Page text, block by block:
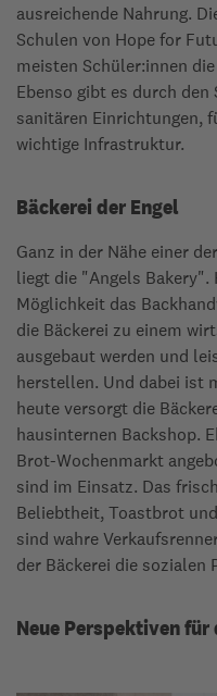
ausreichende Nahrung.
Schulen von Hope for
meisten Schüler:innen
Ebenso gibt es durch
sanitären Einrichtungen,
wichtige Infrastruktur.
Bäckerei der Engel
Ganz in der Nähe einer
liegt die "Angels Bakery".
Möglichkeit das
die Bäckerei zu einem
ausgebaut werden und
herstellen. Und dabei ist
heute versorgt die
hausinternen Backshop.
Brot-Wochenmarkt
sind im Einsatz. Das
Beliebtheit, Toastbrot
sind wahre
der Bäckerei die
Neue Perspektiven